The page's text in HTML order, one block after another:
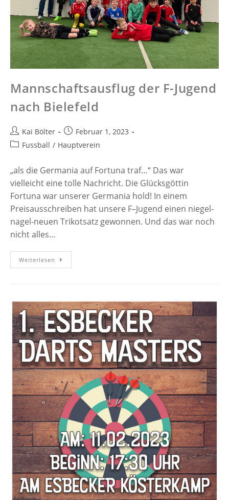
Mannschaftsausflug der F-Jugend
nach Bielefeld
Kai Bölter
Februar 1, 2023
Fussball / Hauptverein
„als die Germania auf Fortuna traf…“ Das war
vielleicht eine tolle Nachricht. Die Glücksgöttin
Fortuna war unserer Germania hold! In einem
Preisausschreiben hat unsere F–Jugend einen niegel-
nagel-neuen Trikotsatz gewonnen. Und das war noch
nicht alles...
Weiterlesen